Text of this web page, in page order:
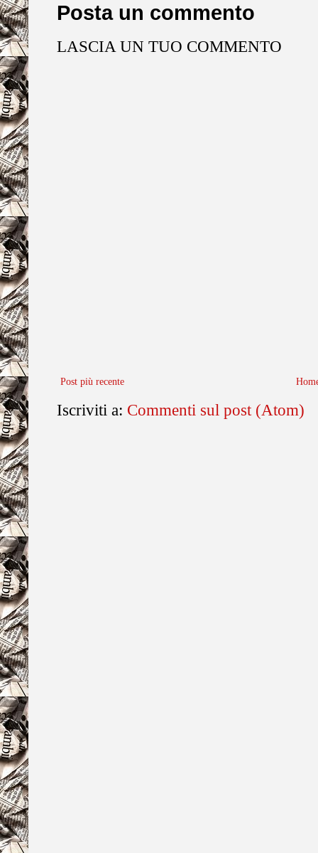
Posta un commento
LASCIA UN TUO COMMENTO
Post più recente
Iscriviti a: Commenti sul post (Atom)